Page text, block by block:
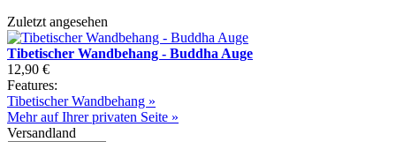
Zuletzt angesehen
Tibetischer Wandbehang - Buddha Auge
12,90 €
Features:
Tibetischer Wandbehang »
Mehr auf Ihrer privaten Seite »
Versandland